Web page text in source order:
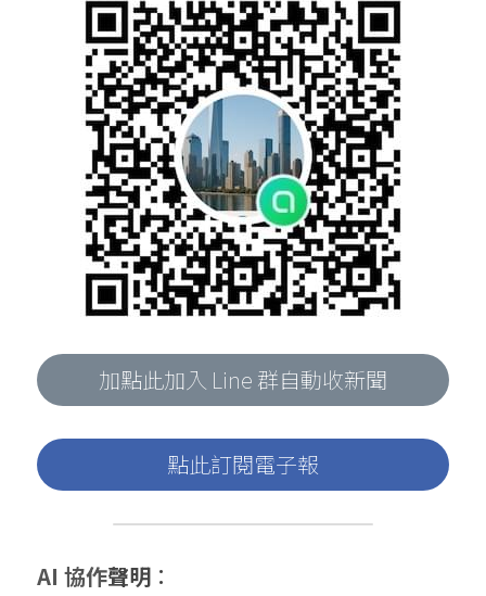
加點此加入 Line 群自動收新聞
點此訂閱電子報
AI 協作聲明 ：